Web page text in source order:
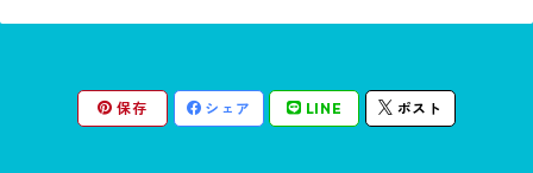
保存 シェア LINE ポスト